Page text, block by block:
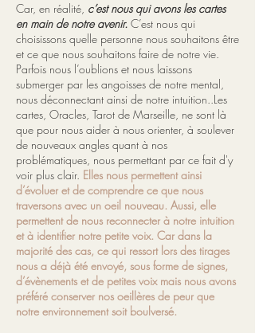
Car, en réalité, c’est nous qui avons les cartes
en main de notre avenir. C’est nous qui
choisissons quelle personne nous souhaitons être
et ce que nous souhaitons faire de notre vie.
Parfois nous l’oublions et nous laissons
submerger par les angoisses de notre mental,
nous déconnectant ainsi de notre intuition..Les
cartes, Oracles, Tarot de Marseille, ne sont là
que pour nous aider à nous orienter, à soulever
de nouveaux angles quant à nos
problématiques, nous permettant par ce fait d'y
voir plus clair. Elles nous permettent ainsi
d’évoluer et de comprendre ce que nous
traversons avec un oeil nouveau. Aussi, elle
permettent de nous reconnecter à notre intuition
et à identifier notre petite voix. Car dans la
majorité des cas, ce qui ressort lors des tirages
nous a déjà été envoyé, sous forme de signes,
d’évènements et de petites voix mais nous avons
préféré conserver nos oeillères de peur que
notre environnement soit boulversé.